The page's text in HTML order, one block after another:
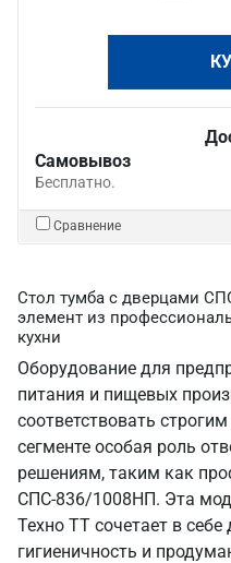
Самовывоз
Бесплатно.
Сравнение
Стол тумба с дверцами
элемент из
кухни
Оборудование для
питания и пищевых
соответствовать
сегменте особая роль
решениям, таким как
СПС-836/1008НП. Эта
Техно ТТ сочетает в себе
гигиеничность и